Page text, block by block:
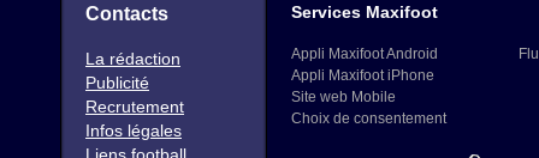
Contacts
La rédaction
Publicité
Recrutement
Infos légales
Services Maxifoot
Appli Maxifoot Android
Appli Maxifoot iPhone
Site web Mobile
Choix de consentement